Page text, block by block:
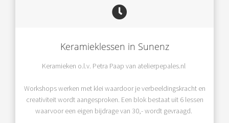
Keramieklessen in Sunenz
Keramieken o.l.v. Petra Paap van atelierpepales.nl
Workshops werken met klei waardoor je verbeeldingskracht en
creativiteit wordt aangesproken. Een blok bestaat uit 6 lessen
waarvoor een eigen bijdrage van 30,- wordt gevraagd.